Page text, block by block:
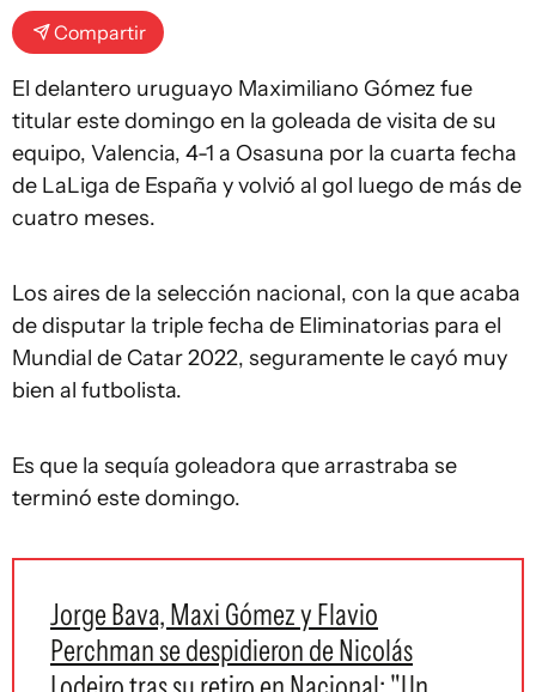
Compartir
El delantero uruguayo Maximiliano Gómez fue
titular este domingo en la goleada de visita de su
equipo, Valencia, 4-1 a Osasuna por la cuarta fecha
de LaLiga de España y volvió al gol luego de más de
cuatro meses.
Los aires de la selección nacional, con la que acaba
de disputar la triple fecha de Eliminatorias para el
Mundial de Catar 2022, seguramente le cayó muy
bien al futbolista.
Es que la sequía goleadora que arrastraba se
terminó este domingo.
Jorge Bava, Maxi Gómez y Flavio
Perchman se despidieron de Nicolás